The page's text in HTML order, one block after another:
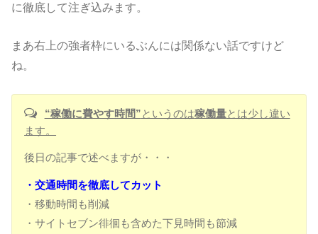
に徹底して注ぎ込みます。
まあ右上の強者枠にいるぶんには関係ない話ですけど
ね。
“稼働に費やす時間”というのは稼働量とは少し違い
ます。
後日の記事で述べますが・・・
・交通時間を徹底してカット
・移動時間も削減
・サイトセブン徘徊も含めた下見時間も節減